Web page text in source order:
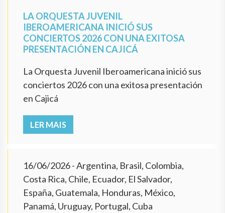
LA ORQUESTA JUVENIL
IBEROAMERICANA INICIÓ SUS
CONCIERTOS 2026 CON UNA EXITOSA
PRESENTACIÓN EN CAJICÁ
La Orquesta Juvenil Iberoamericana inició sus
conciertos 2026 con una exitosa presentación
en Cajicá
LER MAIS
16/06/2026- Argentina, Brasil, Colombia,
Costa Rica, Chile, Ecuador, El Salvador,
España, Guatemala, Honduras, México,
Panamá, Uruguay, Portugal, Cuba